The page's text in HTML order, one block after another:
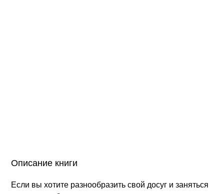
Описание книги
Если вы хотите разнообразить свой досуг и заняться